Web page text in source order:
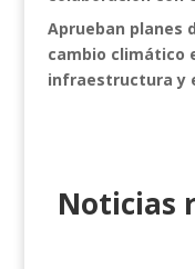
Aprueban planes
cambio climático
infraestructura y
Noticias